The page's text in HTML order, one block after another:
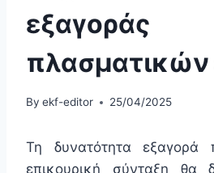
εξαγοράς
By ekf-editor 25/04/2025
Τη δυνατότητα εξαγορά
επικουρική σύνταξη θα